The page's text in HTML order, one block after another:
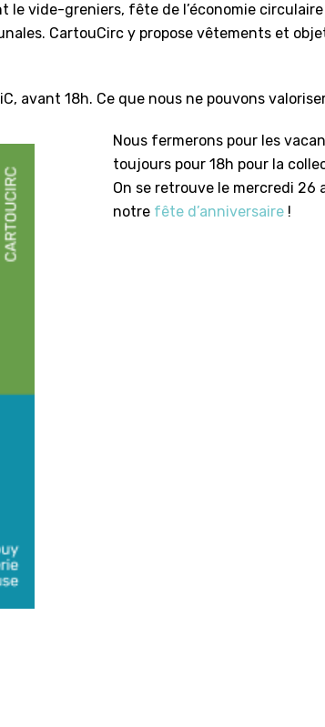
le vide-greniers, fête de l’économie
CartouCirc y propose vêtements et
avant 18h. Ce que nous ne pouvons
Nous fermerons pour les
toujours pour 18h pour la
On se retrouve le mercredi
notre fête d’anniversaire !